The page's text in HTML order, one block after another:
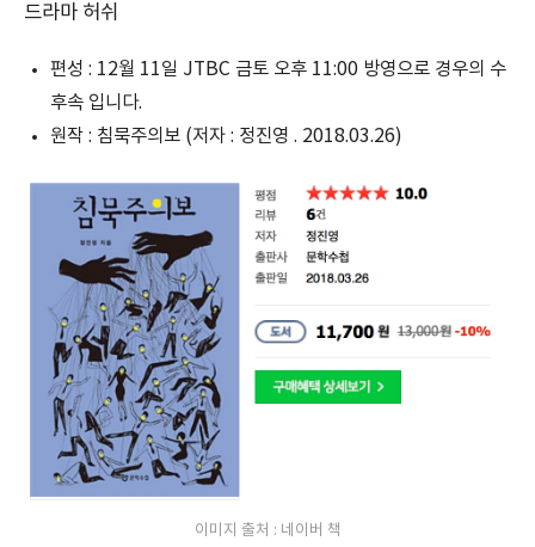
드라마 허쉬
편성 : 12월 11일 JTBC 금토 오후 11:00 방영으로 경우의 수
후속 입니다.
원작 : 침묵주의보 (저자 : 정진영 . 2018.03.26)
이미지 출처 : 네이버 책